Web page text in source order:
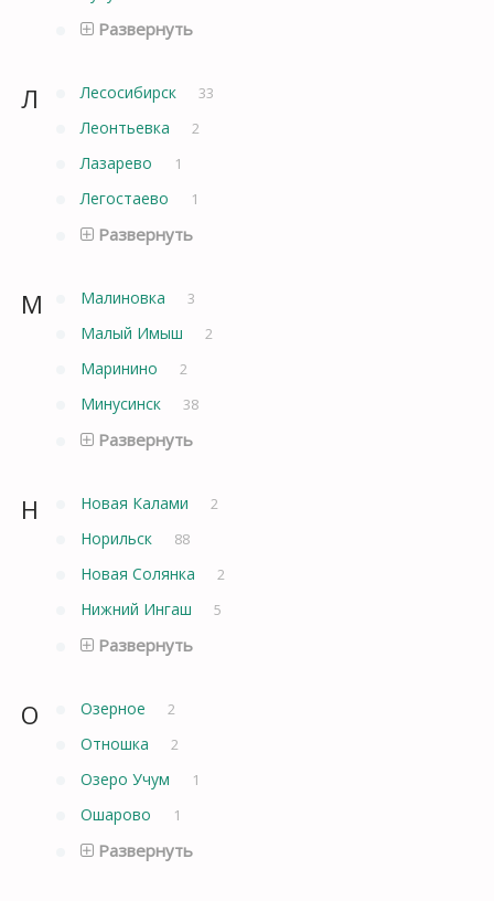
Развернуть
Л Лесосибирск 33
Леонтьевка 2
Лазарево 1
Легостаево 1
Развернуть
М Малиновка 3
Малый Имыш 2
Маринино 2
Минусинск 38
Развернуть
Н Новая Калами 2
Норильск 88
Новая Солянка 2
Нижний Ингаш 5
Развернуть
О Озерное 2
Отношка 2
Озеро Учум 1
Ошарово 1
Развернуть